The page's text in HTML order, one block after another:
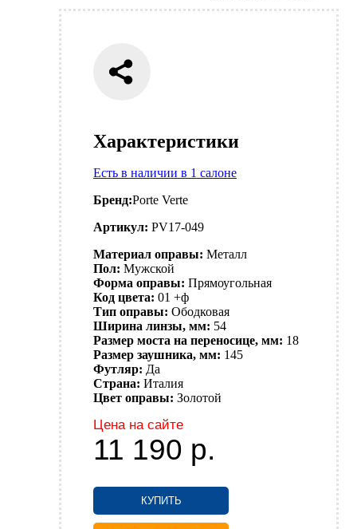
Характеристики
Есть в наличии в 1 салоне
Бренд:Porte Verte
Артикул: PV17-049
Материал оправы: Металл
Пол: Мужской
Форма оправы: Прямоугольная
Код цвета: 01 +ф
Тип оправы: Ободковая
Ширина линзы, мм: 54
Размер моста на переносице, мм: 18
Размер заушника, мм: 145
Футляр: Да
Страна: Италия
Цвет оправы: Золотой
Цена на сайте
11 190 р.
КУПИТЬ